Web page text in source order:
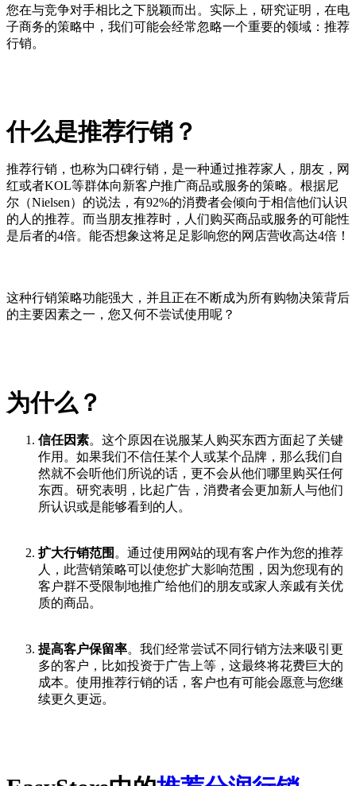
您在与竞争对手相比之下脱颖而出。实际上，研究证明，在电
子商务的策略中，我们可能会经常忽略一个重要的领域：推荐
行销。
什么是推荐行销？
推荐行销，也称为口碑行销，是一种通过推荐家人，朋友，网
红或者KOL等群体向新客户推广商品或服务的策略。根据尼
尔（Nielsen）的说法，有92%的消费者会倾向于相信他们认识
的人的推荐。而当朋友推荐时，人们购买商品或服务的可能性
是后者的4倍。能否想象这将足足影响您的网店营收高达4倍！
这种行销策略功能强大，并且正在不断成为所有购物决策背后
的主要因素之一，您又何不尝试使用呢？
为什么？
信任因素。这个原因在说服某人购买东西方面起了关键
作用。如果我们不信任某个人或某个品牌，那么我们自
然就不会听他们所说的话，更不会从他们哪里购买任何
东西。研究表明，比起广告，消费者会更加新人与他们
所认识或是能够看到的人。
扩大行销范围 。通过使用网站的现有客户作为您的推荐
人，此营销策略可以使您扩大影响范围，因为您现有的
客户群不受限制地推广给他们的朋友或家人亲戚有关优
质的商品。
提高客户保留率。我们经常尝试不同行销方法来吸引更
多的客户，比如投资于广告上等，这最终将花费巨大的
成本。使用推荐行销的话，客户也有可能会愿意与您继
续更久更远。